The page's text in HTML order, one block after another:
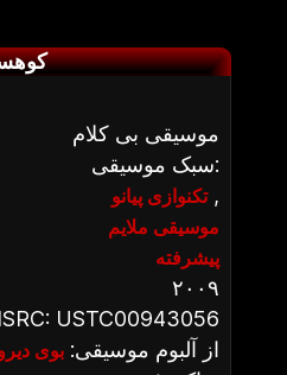
موسیقی بی کلام
سبک موسیقی:
تکنوازی پیانو,
موسیقی ملایم
پیشرفته
۲۰۰۹
ISRC: USTC00943056
از آلبوم موسیقی:بوی